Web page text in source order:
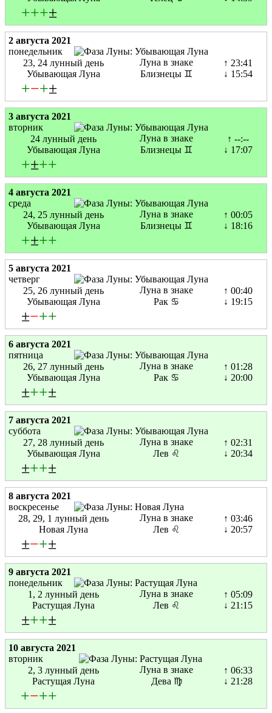
+++±
2 августа 2021
понедельник
23, 24 лунный день
Убывающая Луна
Луна в знаке
Близнецы ♊
↑ 23:41
↓ 15:54
+−+±
3 августа 2021
вторник
24 лунный день
Убывающая Луна
Луна в знаке
Близнецы ♊
↑ --:--
↓ 17:07
+±++
4 августа 2021
среда
24, 25 лунный день
Убывающая Луна
Луна в знаке
Близнецы ♊
↑ 00:05
↓ 18:16
+±++
5 августа 2021
четверг
25, 26 лунный день
Убывающая Луна
Луна в знаке
Рак ♋
↑ 00:40
↓ 19:15
±−++
6 августа 2021
пятница
26, 27 лунный день
Убывающая Луна
Луна в знаке
Рак ♋
↑ 01:28
↓ 20:00
±++±
7 августа 2021
суббота
27, 28 лунный день
Убывающая Луна
Луна в знаке
Лев ♌
↑ 02:31
↓ 20:34
±++±
8 августа 2021
воскресенье
28, 29, 1 лунный день
Новая Луна
Луна в знаке
Лев ♌
↑ 03:46
↓ 20:57
±−+±
9 августа 2021
понедельник
1, 2 лунный день
Растущая Луна
Луна в знаке
Лев ♌
↑ 05:09
↓ 21:15
±++±
10 августа 2021
вторник
2, 3 лунный день
Растущая Луна
Луна в знаке
Дева ♍
↑ 06:33
↓ 21:28
+−++